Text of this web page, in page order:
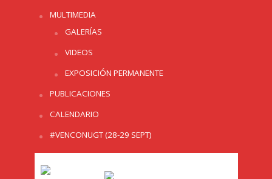
MULTIMEDIA
GALERÍAS
VIDEOS
EXPOSICIÓN PERMANENTE
PUBLICACIONES
CALENDARIO
#VENCONUGT (28-29 SEPT)